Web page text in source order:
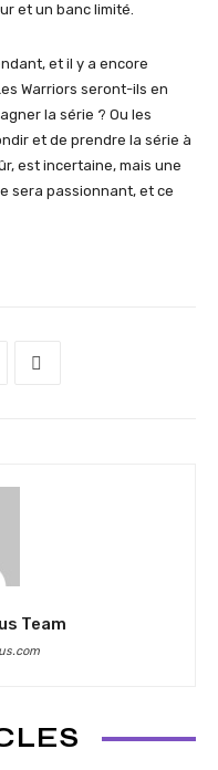
et un banc limité.
et il y a encore
Warriors seront-ils en
la série ? Ou les
et de prendre la série à
est incertaine, mais une
sera passionnant, et ce
Team